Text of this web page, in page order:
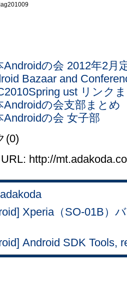
Androidの会 2012年2月
Bazaar and
ust リンク
Androidの会支部まとめ
Androidの会 女子部
(0)
http://
Xperia（SO-01B）
Android SDK Tools,